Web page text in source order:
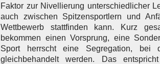
Faktor zur Nivellierung unterschiedlicher
auch zwischen Spitzensportlern und
Wettbewerb stattfinden kann. Kurz
bekommen einen Vorsprung, eine
Sport herrscht eine Segregation,
gleichbehandelt werden. Das